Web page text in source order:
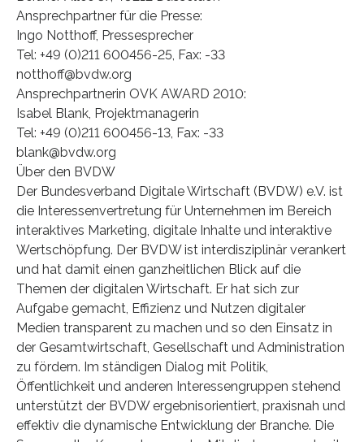
Ansprechpartner für die Presse:
Ingo Notthoff, Pressesprecher
Tel: +49 (0)211 600456-25, Fax: -33
notthoff@bvdw.org
Ansprechpartnerin OVK AWARD 2010:
Isabel Blank, Projektmanagerin
Tel: +49 (0)211 600456-13, Fax: -33
blank@bvdw.org
Über den BVDW
Der Bundesverband Digitale Wirtschaft (BVDW) e.V. ist
die Interessenvertretung für Unternehmen im Bereich
interaktives Marketing, digitale Inhalte und interaktive
Wertschöpfung. Der BVDW ist interdisziplinär verankert
und hat damit einen ganzheitlichen Blick auf die
Themen der digitalen Wirtschaft. Er hat sich zur
Aufgabe gemacht, Effizienz und Nutzen digitaler
Medien transparent zu machen und so den Einsatz in
der Gesamtwirtschaft, Gesellschaft und Administration
zu fördern. Im ständigen Dialog mit Politik,
Öffentlichkeit und anderen Interessengruppen stehend
unterstützt der BVDW ergebnisorientiert, praxisnah und
effektiv die dynamische Entwicklung der Branche. Die